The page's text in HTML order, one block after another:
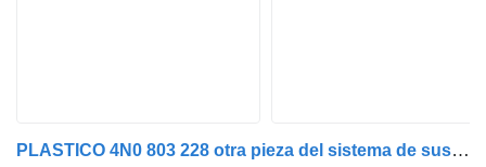
PLASTICO 4N0 803 228 otra pieza del sistema de suspensión para Audi A8 coche